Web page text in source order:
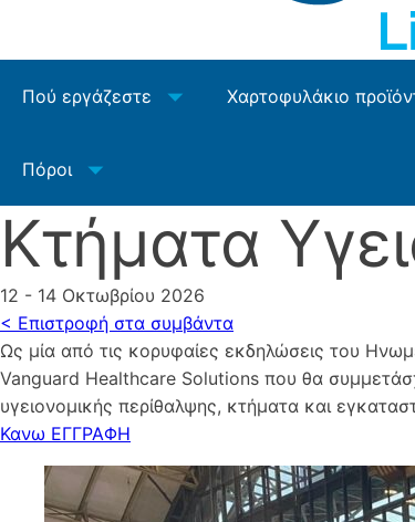
Πού εργάζεστε Χαρτοφυλάκιο
Πόροι
Κτήματα
12 - 14 Οκτωβρίου 2026
< Επιστροφή στα συμβάντα
Ως μία από τις κορυφαίες εκδηλώσεις του
Vanguard Healthcare Solutions που θα
υγειονομικής περίθαλψης, κτήματα και
Κανω ΕΓΓΡΑΦΗ